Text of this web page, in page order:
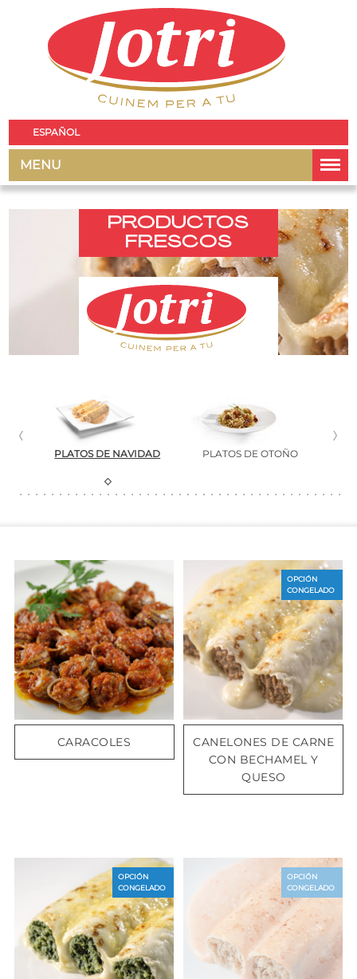
ESPAÑOL
MENU
PRODUCTOS
FRESCOS
PLATOS DE NAVIDAD PLATOS DE OTOÑO
CARACOLES
CANELONES DE CARNE
CON BECHAMEL Y
QUESO
OPCIÓN
CONGELADO
OPCIÓN
CONGELADO
OPCIÓN
CONGELADO